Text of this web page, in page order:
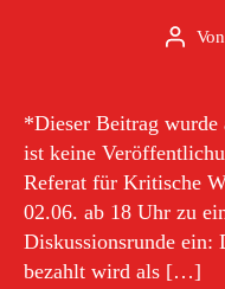
Von
*Dieser Beitrag wurde
ist keine
Referat für Kritische
02.06. ab 18 Uhr zu
Diskussionsrunde ein:
bezahlt wird als […]